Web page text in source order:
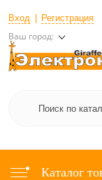
Вход Регистрация
Ваш город:
Каталог